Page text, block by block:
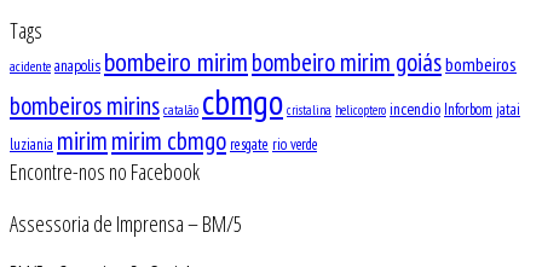
Tags
acidente anapolis bombeiro mirimbombeiro mirim goiásbombeiros
bombeiros mirins catalão cbmgo cristalina helicoptero incendio Inforbom jatai
luziania mirimmirim cbmgo resgate rio verde
Encontre-nos no Facebook
Assessoria de Imprensa – BM/5